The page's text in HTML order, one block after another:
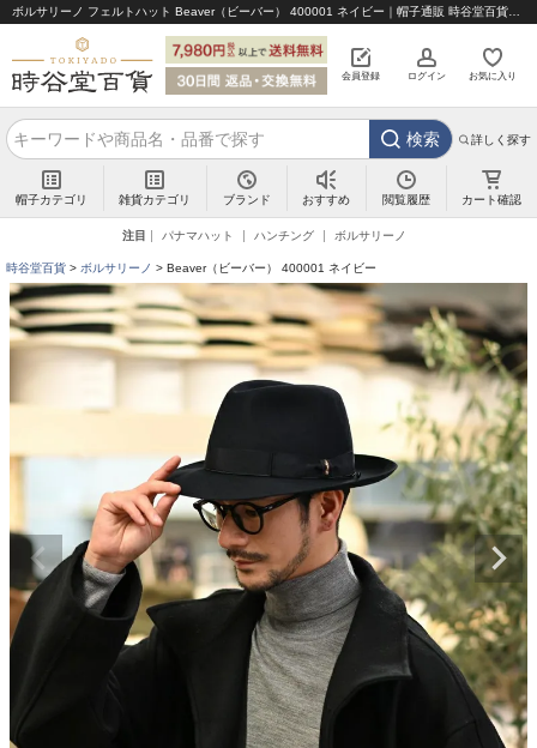
会員登録 ログイン お気に入り
検索 詳しく探す
帽子カテゴリ 雑貨カテゴリ ブランド おすすめ 閲覧履歴 カート確認
注目 パナマハット ハンチング ボルサリーノ
時谷堂百貨 ボルサリーノ Beaver（ビーバー） 400001 ネイビー